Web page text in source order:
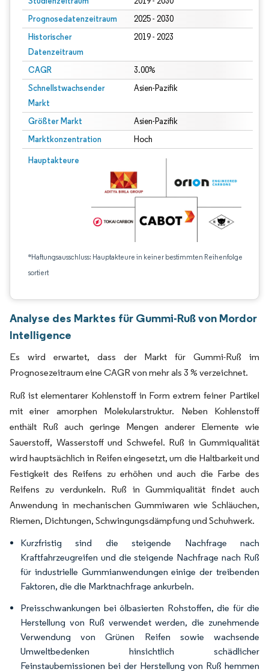
Prognosedatenzeitraum 2025 - 2030
Historischer
Datenzeitraum
2019 - 2023
CAGR 3.00%
Schnellstwachsender
Markt
Asien-Pazifik
Größter Markt Asien-Pazifik
Marktkonzentration Hoch
Hauptakteure
*Haftungsausschluss: Hauptakteure in keiner bestimmten Reihenfolge
sortiert
Analyse des Marktes für Gummi-Ruß von Mordor
Intelligence
Es wird erwartet, dass der Markt für Gummi-Ruß im
Prognosezeitraum eine CAGR von mehr als 3 % verzeichnet.
Ruß ist elementarer Kohlenstoff in Form extrem feiner Partikel
mit einer amorphen Molekularstruktur. Neben Kohlenstoff
enthält Ruß auch geringe Mengen anderer Elemente wie
Sauerstoff, Wasserstoff und Schwefel. Ruß in Gummiqualität
wird hauptsächlich in Reifen eingesetzt, um die Haltbarkeit und
Festigkeit des Reifens zu erhöhen und auch die Farbe des
Reifens zu verdunkeln. Ruß in Gummiqualität findet auch
Anwendung in mechanischen Gummiwaren wie Schläuchen,
Riemen, Dichtungen, Schwingungsdämpfung und Schuhwerk.
Kurzfristig sind die steigende Nachfrage nach
Kraftfahrzeugreifen und die steigende Nachfrage nach Ruß
für industrielle Gummianwendungen einige der treibenden
Faktoren, die die Marktnachfrage ankurbeln.
Preisschwankungen bei ölbasierten Rohstoffen, die für die
Herstellung von Ruß verwendet werden, die zunehmende
Verwendung von Grünen Reifen sowie wachsende
Umweltbedenken hinsichtlich schädlicher
Feinstaubemissionen bei der Herstellung von Ruß hemmen